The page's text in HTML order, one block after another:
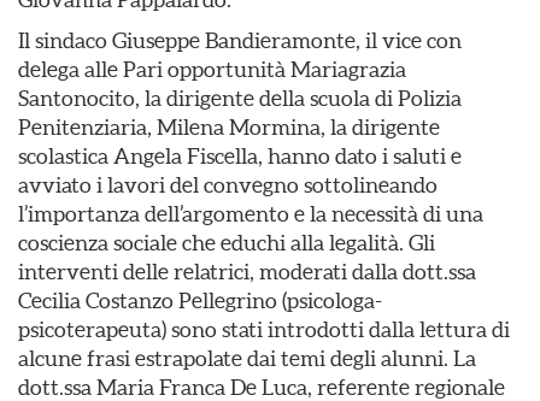
Il sindaco Giuseppe Bandieramonte, il vice con
delega alle Pari opportunità Mariagrazia
Santonocito, la dirigente della scuola di Polizia
Penitenziaria, Milena Mormina, la dirigente
scolastica Angela Fiscella, hanno dato i saluti e
avviato i lavori del convegno sottolineando
l’importanza dell’argomento e la necessità di una
coscienza sociale che educhi alla legalità. Gli
interventi delle relatrici, moderati dalla dott.ssa
Cecilia Costanzo Pellegrino (psicologa-
psicoterapeuta) sono stati introdotti dalla lettura di
alcune frasi estrapolate dai temi degli alunni. La
dott.ssa Maria Franca De Luca, referente regionale